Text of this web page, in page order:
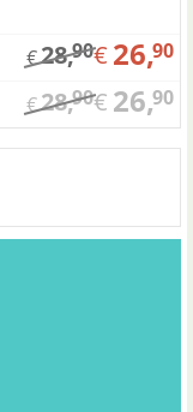
€28,90€ 26,90
€28,90€ 26,90